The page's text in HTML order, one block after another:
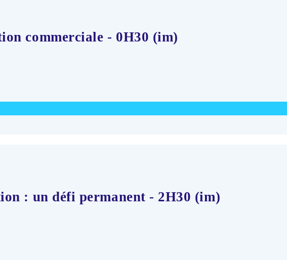
commerciale - 0H30 (im)
: un défi permanent - 2H30 (im)